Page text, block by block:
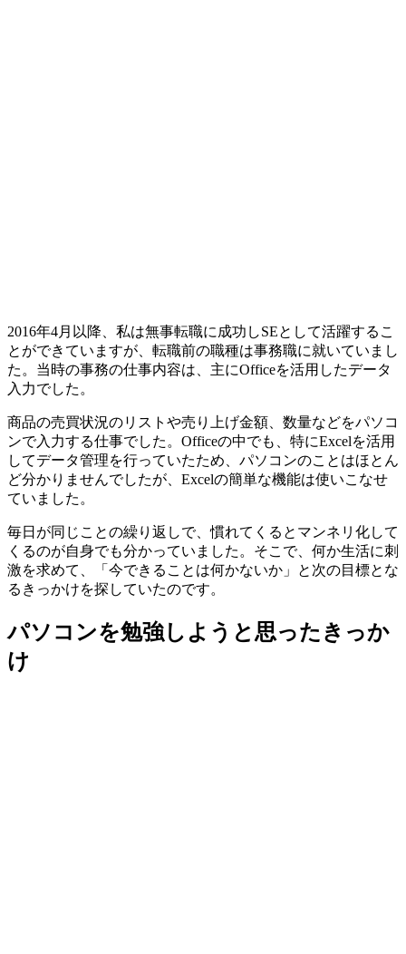
2016年4月以降、私は無事転職に成功しSEとして活躍するこ
とができていますが、転職前の職種は事務職に就いていまし
た。当時の事務の仕事内容は、主にOfficeを活用したデータ
入力でした。
商品の売買状況のリストや売り上げ金額、数量などをパソコ
ンで入力する仕事でした。Officeの中でも、特にExcelを活用
してデータ管理を行っていたため、パソコンのことはほとん
ど分かりませんでしたが、Excelの簡単な機能は使いこなせ
ていました。
毎日が同じことの繰り返しで、慣れてくるとマンネリ化して
くるのが自身でも分かっていました。そこで、何か生活に刺
激を求めて、「今できることは何かないか」と次の目標とな
るきっかけを探していたのです。
パソコンを勉強しようと思ったきっか
け